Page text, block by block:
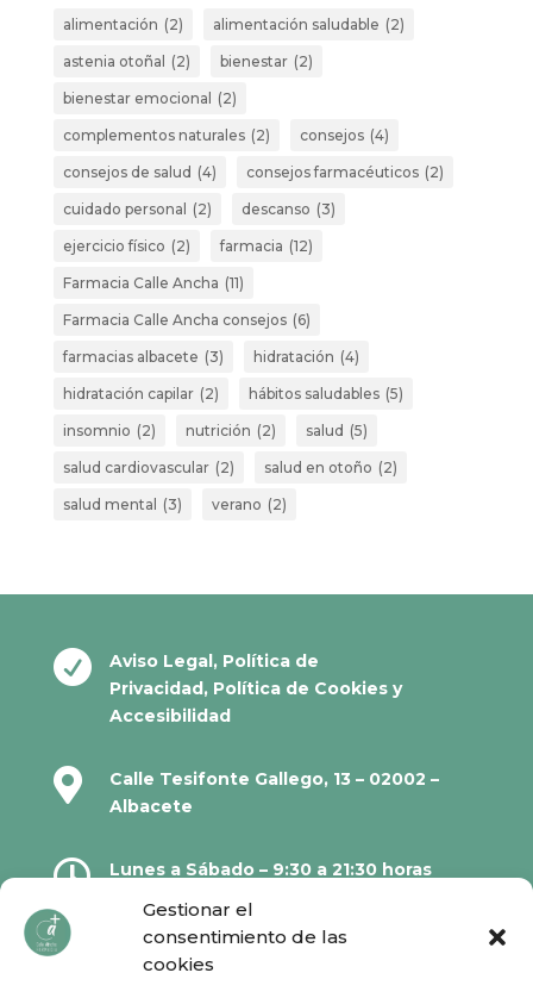
Gestionar el
consentimiento de las
cookies
alimentación (2) alimentación saludable (2)
astenia otoñal (2) bienestar (2)
bienestar emocional (2)
complementos naturales (2) consejos (4)
consejos de salud (4) consejos farmacéuticos (2)
cuidado personal (2) descanso (3)
ejercicio físico (2) farmacia (12)
Farmacia Calle Ancha (11)
Farmacia Calle Ancha consejos (6)
farmacias albacete (3) hidratación (4)
hidratación capilar (2) hábitos saludables (5)
insomnio (2) nutrición (2) salud (5)
salud cardiovascular (2) salud en otoño (2)
salud mental (3) verano (2)
 Aviso Legal, Política de
Privacidad, Política de Cookies y
Accesibilidad

Calle Tesifonte Gallego, 13 – 02002 –
Albacete
 Lunes a Sábado – 9:30 a 21:30 horas
 967 21 23 32